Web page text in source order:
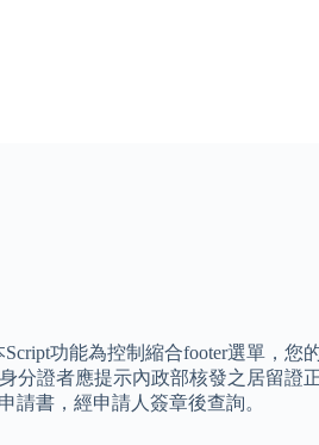
功能為控制縮合footer選單，您
分證者應提示內政部核發之居留證
請書，經申請人簽章後查詢。